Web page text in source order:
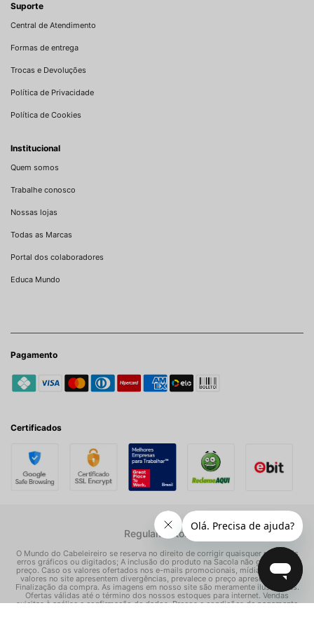
Suporte
Central de Atendimento
Formas de entrega
Trocas e Devoluções
Política de Privacidade
Política de Cookies
Institucional
Quem somos
Trabalhe conosco
Nossas lojas
Todas as Marcas
Portal dos colaboradores
Educa Mundo
Pagamento
Certificados
Regulamentos
O Mundo do Cabeleireiro se reserva no direito de corrigir quaisquer possíveis
erros gráficos ou digitados; A inclusão do produto na Sacola não garante seu
preço. Caso os valores ofertados nos e-mails promocionais, mídias sociais e
valores no site apresentem divergências, prevalece o preço apresentado na
Finalização da compra. As imagens em nosso site são meramente ilustrativas.
Ofertas válidas até o término dos nossos estoques para internet. Vendas
sujeitas à análise e confirmação de dados. Preços e condições de pagamento